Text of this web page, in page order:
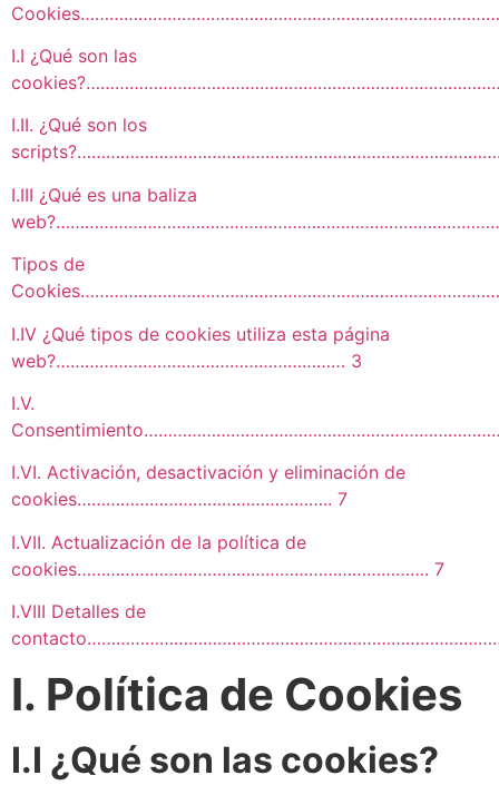
I.I ¿Qué son las
I.II. ¿Qué son los
I.III ¿Qué es una baliza
Tipos de
I.IV ¿Qué tipos de cookies utiliza esta página
web?…………………………………………………… 3
I.V.
I.VI. Activación, desactivación y eliminación de
cookies…………………………………………….. 7
I.VII. Actualización de la política de
cookies………………………………………………………………. 7
I.VIII Detalles de
I. Política de Cookies
I.I ¿Qué son las cookies?